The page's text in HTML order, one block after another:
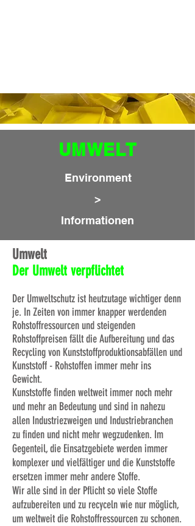
Umwelt
Der Umwelt verpflichtet
Der Umweltschutz ist heutzutage wichtiger denn
je. In Zeiten von immer knapper werdenden
Rohstoffressourcen und steigenden
Rohstoffpreisen fällt die Aufbereitung und das
Recycling von Kunststoffproduktionsabfällen und
Kunststoff - Rohstoffen immer mehr ins
Gewicht.
Kunststoffe finden weltweit immer noch mehr
und mehr an Bedeutung und sind in nahezu
allen Industriezweigen und Industriebranchen
zu finden und nicht mehr wegzudenken. Im
Gegenteil, die Einsatzgebiete werden immer
komplexer und vielfältiger und die Kunststoffe
ersetzen immer mehr andere Stoffe.
Wir alle sind in der Pflicht so viele Stoffe
aufzubereiten und zu recyceln wie nur möglich,
um weltweit die Rohstoffressourcen zu schonen.
UMWELT
Environment
Informationen
>